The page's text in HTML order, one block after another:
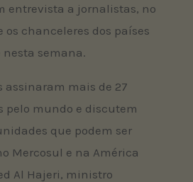
entrevista a jornalistas, no
os chanceleres dos países
nesta semana.
assinaram mais de 27
pelo mundo e discutem
que podem ser
Mercosul e na América
Al Hajeri, ministro